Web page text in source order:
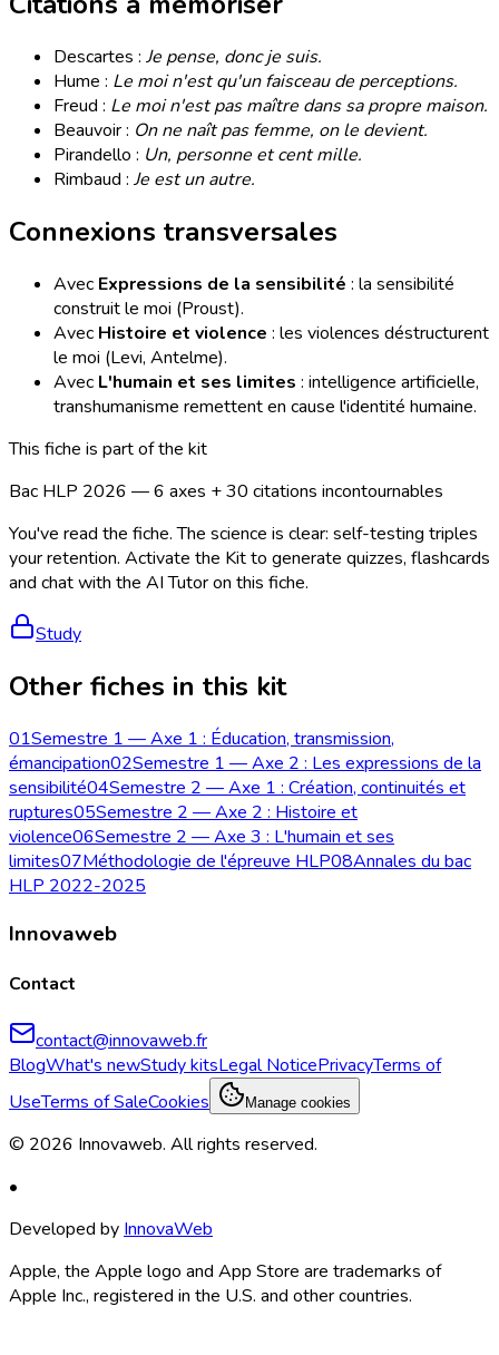
Descartes : Je pense, donc je suis.
Hume : Le moi n'est qu'un faisceau de perceptions.
Freud : Le moi n'est pas maître dans sa propre maison.
Beauvoir : On ne naît pas femme, on le devient.
Pirandello : Un, personne et cent mille.
Rimbaud : Je est un autre.
Connexions transversales
Avec Expressions de la sensibilité : la sensibilité
construit le moi (Proust).
Avec Histoire et violence : les violences déstructurent
le moi (Levi, Antelme).
Avec L'humain et ses limites : intelligence artificielle,
transhumanisme remettent en cause l'identité humaine.
This fiche is part of the kit
Bac HLP 2026 — 6 axes + 30 citations incontournables
You've read the fiche. The science is clear: self-testing triples
your retention. Activate the Kit to generate quizzes, flashcards
and chat with the AI Tutor on this fiche.
Study
Other fiches in this kit
01Semestre 1 — Axe 1 : Éducation, transmission,
émancipation02Semestre 1 — Axe 2 : Les expressions de la
sensibilité04Semestre 2 — Axe 1 : Création, continuités et
ruptures05Semestre 2 — Axe 2 : Histoire et
violence06Semestre 2 — Axe 3 : L'humain et ses
limites07Méthodologie de l'épreuve HLP08Annales du bac
HLP 2022-2025
Innovaweb
Contact
contact@innovaweb.fr
BlogWhat's newStudy kitsLegal NoticePrivacyTerms of
UseTerms of SaleCookies Manage cookies
© 2026 Innovaweb. All rights reserved.
•
Developed by InnovaWeb
Apple, the Apple logo and App Store are trademarks of
Apple Inc., registered in the U.S. and other countries.